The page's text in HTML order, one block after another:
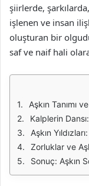
şiirlerde,
işlenen ve insan
oluşturan bir
saf ve naif hali
Aşkın Tanımı
Kalplerin
Aşkın
Zorluklar ve
Sonuç: Aşkın